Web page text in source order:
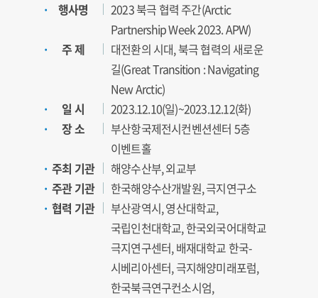
행사명
2023 북극 협력 주간(Arctic
Partnership Week 2023. APW)
주 제
대전환의 시대, 북극 협력의 새로운
길(Great Transition : Navigating
New Arctic)
일 시
2023.12.10(일)~2023.12.12(화)
장 소
부산항국제전시컨벤션센터 5층
이벤트홀
주최 기관
해양수산부, 외교부
주관 기관
한국해양수산개발원, 극지연구소
협력 기관
부산광역시, 영산대학교,
국립인천대학교, 한국외국어대학교
극지연구센터, 배재대학교 한국-
시베리아센터, 극지해양미래포럼,
한국북극연구컨소시엄,